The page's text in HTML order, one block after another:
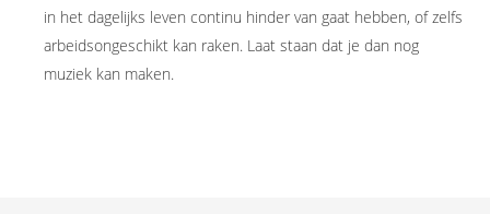
in het dagelijks leven continu hinder van gaat hebben, of zelfs
arbeidsongeschikt kan raken. Laat staan dat je dan nog
muziek kan maken.